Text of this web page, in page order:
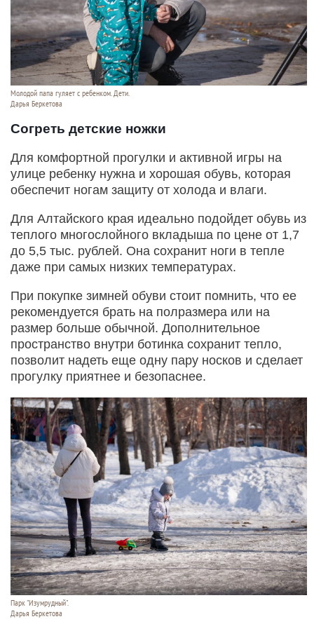
Молодой папа гуляет с ребенком. Дети.
Дарья Беркетова
Согреть детские ножки
Для комфортной прогулки и активной игры на
улице ребенку нужна и хорошая обувь, которая
обеспечит ногам защиту от холода и влаги.
Для Алтайского края идеально подойдет обувь из
теплого многослойного вкладыша по цене от 1,7
до 5,5 тыс. рублей. Она сохранит ноги в тепле
даже при самых низких температурах.
При покупке зимней обуви стоит помнить, что ее
рекомендуется брать на полразмера или на
размер больше обычной. Дополнительное
пространство внутри ботинка сохранит тепло,
позволит надеть еще одну пару носков и сделает
прогулку приятнее и безопаснее.
Парк "Изумрудный".
Дарья Беркетова